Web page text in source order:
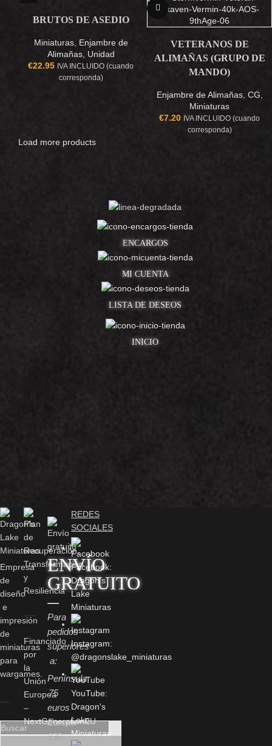
BRUTOS DE ASEDIO
Miniaturas, Enjambre de
Alimañas, Unidad
€22.95 IVA INCLUIDO (cuando
corresponda)
VETERANOS DE
ALIMAÑAS (GRUPO DE
MANDO)
Enjambre de Alimañas, CG
Miniaturas
€7.20 IVA INCLUIDO (cuando
corresponda)
Load more products
ENCARGOS
MI CUENTA
LISTA DE DESEOS
INICIO
Empresa
de
diseño
e
impresión
de
miniaturas
para
wargames.
Financiado
por
la
Unión
Europea
–
NextGenerationEU
ENVÍO
GRATUITO
Para
pedidos
superiores
a:
Península
75
euros
Europa
130
REDES
SOCIALES
Facebook:
Dragon's
Lake
Miniaturas
Instagram:
@dragonslake_miniaturas
YouTube:
Dragon's
Lake
Miniaturas